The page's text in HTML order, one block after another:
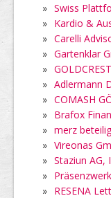
» Swiss
» Kardio &
» Carelli
» Gartenklar
»
» Adlermann
» COMASH
» Brafox
» merz
» Vireonas
» Staziun AG,
»
» RESENA